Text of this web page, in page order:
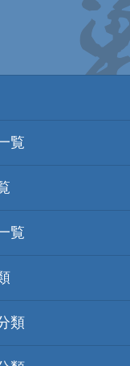
覧
覧
類